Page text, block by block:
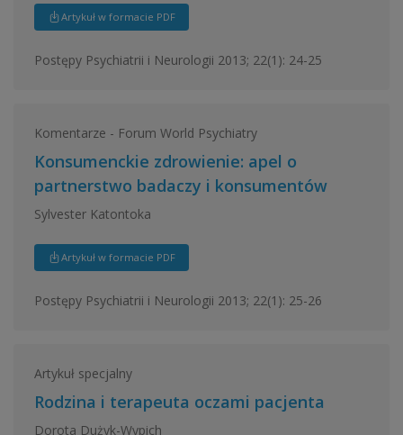
Artykuł w formacie PDF
Postępy Psychiatrii i Neurologii 2013; 22(1): 24-25
Komentarze - Forum World Psychiatry
Konsumenckie zdrowienie: apel o
partnerstwo badaczy i konsumentów
Sylvester Katontoka
Artykuł w formacie PDF
Postępy Psychiatrii i Neurologii 2013; 22(1): 25-26
Artykuł specjalny
Rodzina i terapeuta oczami pacjenta
Dorota Dużyk-Wypich